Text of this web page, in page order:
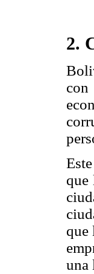
2.
que
que
una